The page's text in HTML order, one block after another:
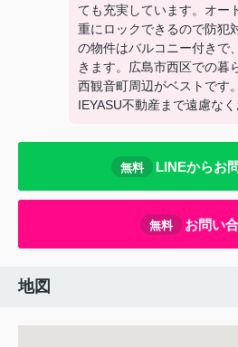
ても充実しています。オー
重にロックできるので防犯
の物件はバルコニー付きで
きます。広島市西区での暮
西観音町周辺がベストです
IEYASU不動産まで遠慮な
無料 LINEからお
無料 お問い
地図